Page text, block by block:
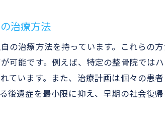
治療方法
の治療方法を持っています。これらの
可能です。例えば、特定の整骨院では
ています。また、治療計画は個々の患
後遺症を最小限に抑え、早期の社会復帰